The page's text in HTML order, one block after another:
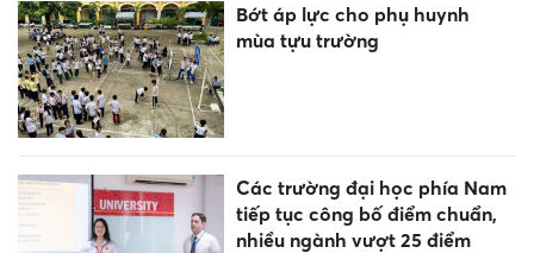
Bớt áp lực cho phụ huynh
mùa tựu trường
Các trường đại học phía Nam
tiếp tục công bố điểm chuẩn,
nhiều ngành vượt 25 điểm